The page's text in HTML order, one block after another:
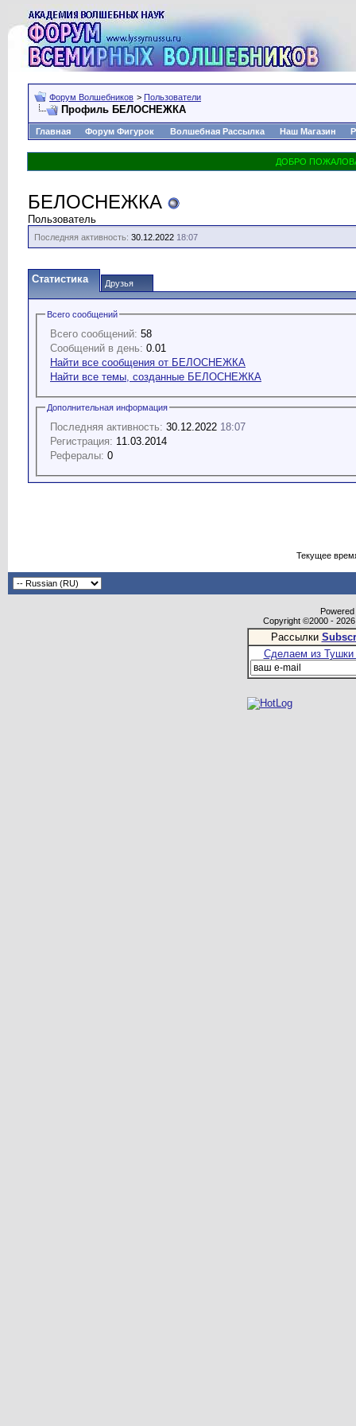
Форум Волшебников > Пользователи
Профиль БЕЛОСНЕЖКА
Главная Форум Фигурок Волшебная Рассылка Наш Магазин
БЕЛОСНЕЖКА
Пользователь
Последняя активность: 30.12.2022 18:07
Статистика Друзья
Всего сообщений
Всего сообщений: 58
Сообщений в день: 0.01
Найти все сообщения от БЕЛОСНЕЖКА
Найти все темы, созданные БЕЛОСНЕЖКА
Дополнительная информация
Последняя активность: 30.12.2022 18:07
Регистрация: 11.03.2014
Рефералы: 0
Текущее
Copyright ©2000 -
Рассылки
Сделаем из Тушки